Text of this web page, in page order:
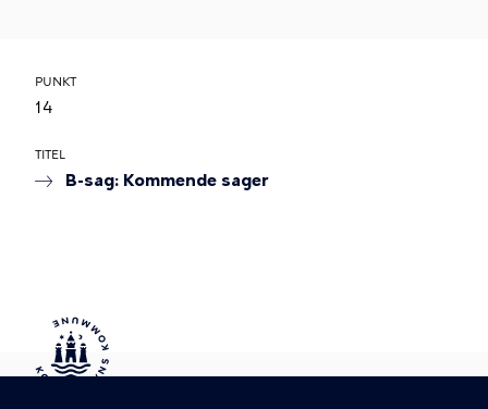
PUNKT
14
TITEL
B-sag: Kommende sager